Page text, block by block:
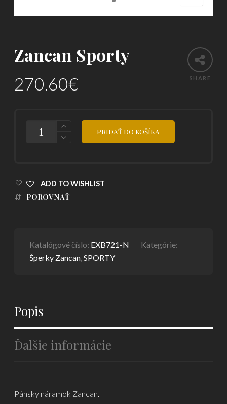
SHARE
Zancan Sporty
270.60€
PRIDAŤ DO KOŠÍKA
ADD TO WISHLIST
POROVNAŤ
Katalógové číslo: EXB721-N
Kategórie:
Šperky Zancan ,SPORTY
Popis
Ďalšie informácie
Pánsky náramok Zancan.